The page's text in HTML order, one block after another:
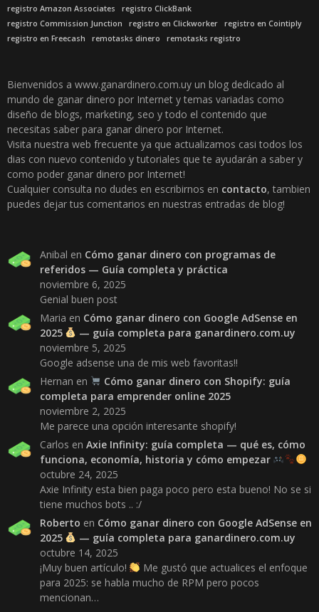
registro Amazon Associates
registro ClickBank
registro Commission Junction
registro en Clickworker
registro en Cointiply
registro en Freecash
remotasks dinero remotasks registro
Bienvenidos a www.ganardinero.com.uy un blog dedicado al
mundo de ganar dinero por Internet y temas variadas como
diseño de blogs, marketing, seo y todo el contenido que
necesitas saber para ganar dinero por Internet.
Visita nuestra web frecuente ya que actualizamos casi todos los
dias con nuevo contenido y tutoriales que te ayudarán a saber y
como poder ganar dinero por Internet!
Cualquier consulta no dudes en escribirnos en contacto, tambien
puedes dejar tus comentarios en nuestras entradas de blog!
Anibal en Cómo ganar dinero con programas de
referidos — Guía completa y práctica
noviembre 6, 2025
Genial buen post
Maria en Cómo ganar dinero con Google AdSense en
2025
— guía completa para ganardinero.com.uy
noviembre 5, 2025
Google adsense una de mis web favoritas!!
Hernan en
Cómo ganar dinero con Shopify: guía
completa para emprender online 2025
noviembre 2, 2025
Me parece una opción interesante shopify!
Carlos en Axie Infinity: guía completa — qué es, cómo
funciona, economía, historia y cómo empezar
octubre 24, 2025
Axie Infinity esta bien paga poco pero esta bueno! No se si
tiene muchos bots .. :/
Roberto en Cómo ganar dinero con Google AdSense en
2025
— guía completa para ganardinero.com.uy
octubre 14, 2025
¡Muy buen artículo!
Me gustó que actualices el enfoque
para 2025: se habla mucho de RPM pero pocos
mencionan…